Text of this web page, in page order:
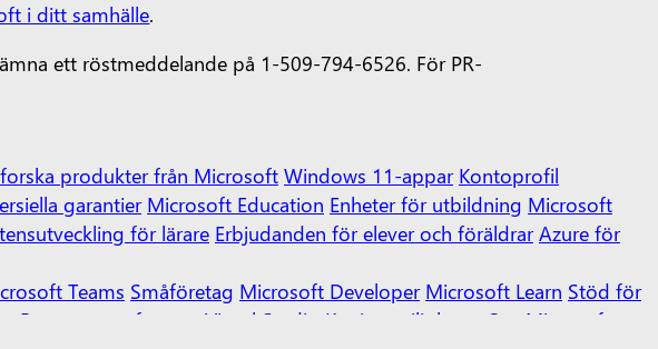
i ditt samhälle.
ett röstmeddelande på 1-509-794-6526. För PR-
produkter från Microsoft Windows 11-appar Kontoprofil
garantier Microsoft Education Enheter för utbildning Microsoft
för lärare Erbjudanden för elever och föräldrar Azure för
Teams Småföretag Microsoft Developer Microsoft Learn Stöd för
Programvaruföretag Visual Studio Karriärmöjligheter
Om Microsoft